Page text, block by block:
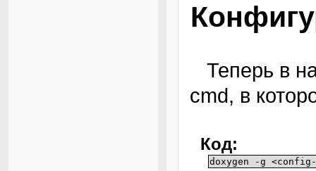
Теперь в нашей рабочей директории стартуем
cmd, в
Код:
doxygen -g